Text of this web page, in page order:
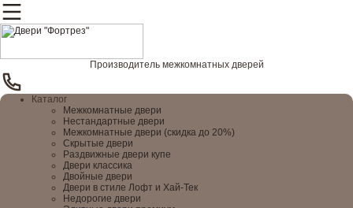
Производитель межкомнатных дверей
Каталог
Межкомнатные двери
Нестандартные двери
Межкомнатные двери (скидка до 20%)
Скрытые двери
Раздвижные двери купе
Двери классика
Двойные двери
Двери в стиле Лофт и Хай-Тек
Недорогие двери